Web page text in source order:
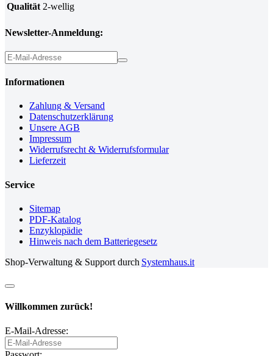
Qualität 2-wellig
Newsletter-Anmeldung:
Informationen
Zahlung & Versand
Datenschutzerklärung
Unsere AGB
Impressum
Widerrufsrecht & Widerrufsformular
Lieferzeit
Service
Sitemap
PDF-Katalog
Enzyklopädie
Hinweis nach dem Batteriegesetz
Shop-Verwaltung & Support durch Systemhaus.it
Willkommen zurück!
E-Mail-Adresse: